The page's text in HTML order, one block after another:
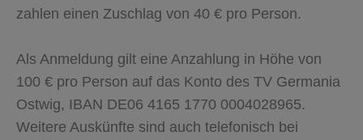
zahlen einen Zuschlag von 40 € pro Person.
Als Anmeldung gilt eine Anzahlung in Höhe von
100 € pro Person auf das Konto des TV Germania
Ostwig, IBAN DE06 4165 1770 0004028965.
Weitere Auskünfte sind auch telefonisch bei